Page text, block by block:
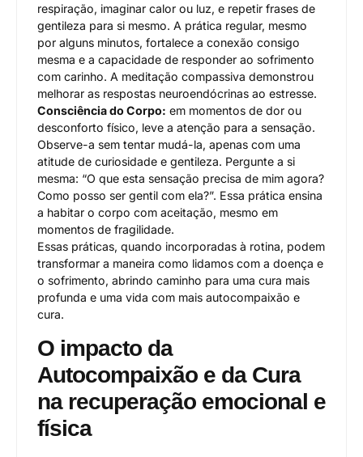
respiração, imaginar calor ou luz, e repetir frases de
gentileza para si mesmo. A prática regular, mesmo
por alguns minutos, fortalece a conexão consigo
mesma e a capacidade de responder ao sofrimento
com carinho. A meditação compassiva demonstrou
melhorar as respostas neuroendócrinas ao estresse.
Consciência do Corpo: em momentos de dor ou
desconforto físico, leve a atenção para a sensação.
Observe-a sem tentar mudá-la, apenas com uma
atitude de curiosidade e gentileza. Pergunte a si
mesma: “O que esta sensação precisa de mim agora?
Como posso ser gentil com ela?”. Essa prática ensina
a habitar o corpo com aceitação, mesmo em
momentos de fragilidade.
Essas práticas, quando incorporadas à rotina, podem
transformar a maneira como lidamos com a doença e
o sofrimento, abrindo caminho para uma cura mais
profunda e uma vida com mais autocompaixão e
cura.
O impacto da
Autocompaixão e da Cura
na recuperação emocional e
física